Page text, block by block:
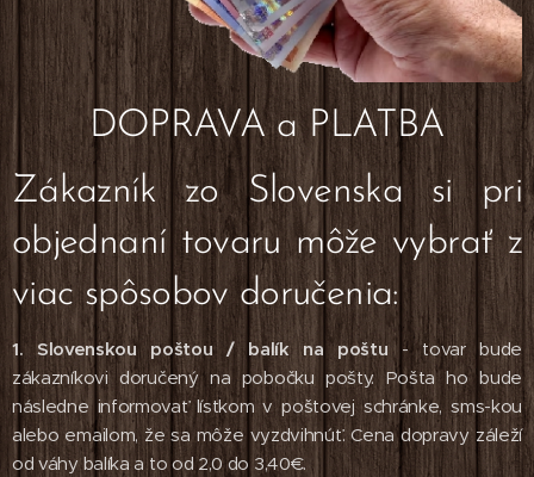
DOPRAVA a PLATBA
Zákazník zo Slovenska si pri
objednaní tovaru môže vybrať z
viac spôsobov doručenia:
1. Slovenskou poštou / balík na poštu - tovar bude
zákazníkovi doručený na pobočku pošty. Pošta ho bude
následne informovať lístkom v poštovej schránke, sms-kou
alebo emailom, že sa môže vyzdvihnúť. Cena dopravy záleží
od váhy balíka a to od 2,0 do 3,40€.